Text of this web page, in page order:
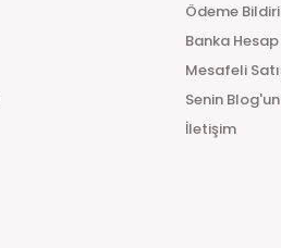
Ödeme
Banka
Mesafeli
Senin Blog'un
İletişim